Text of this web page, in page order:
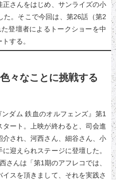
さんをはじめ、サンライズの小
た。そこで今回は、第26話（第2
登壇者によるトークショーを中
する。
々なことに挑戦する
ダム 鉄血のオルフェンズ』第1
ート。上映が終わると、司会進
され、河西さん、細谷さん、小
迎えられステージに登壇した。
さんは「第1期のアフレコでは、
スを頂きまして、それを実践さ